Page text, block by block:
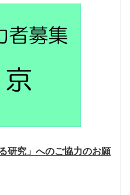
研究」へのご協力のお願